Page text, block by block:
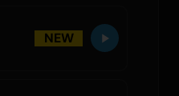
NEW